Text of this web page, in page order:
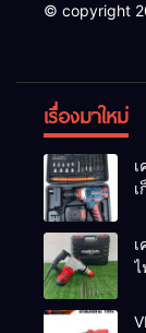
© copyright
เรื่องมาใหม่